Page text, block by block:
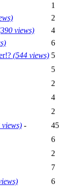
1
2
views)
4
6
(544 views) 5
5
2
4
2
views) -
45
6
2
7
6